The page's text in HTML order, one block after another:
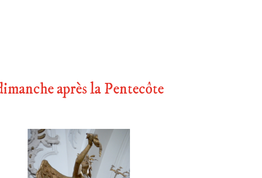
après la Pentecôte